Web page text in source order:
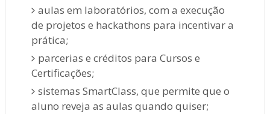
aulas em laboratórios, com a execução
de projetos e hackathons para incentivar a
prática;
parcerias e créditos para Cursos e
Certificações;
sistemas SmartClass, que permite que o
aluno reveja as aulas quando quiser;